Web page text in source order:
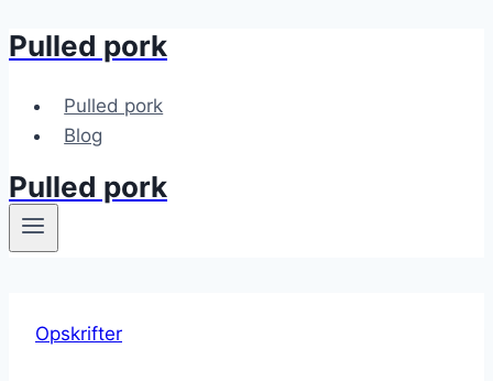
Fortsæt
indhold
Pulled pork
Pulled pork
Blog
Pulled pork
Opskrifter